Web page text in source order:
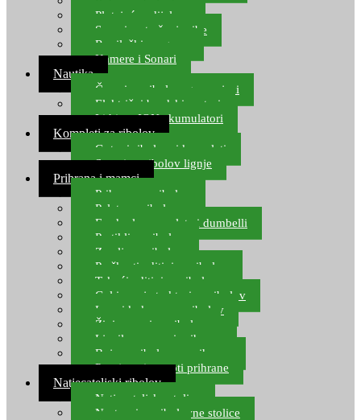
Plutajuća odijela
Sonari za traženje ribe
Ronilački program
Kamere i Sonari
Nautika
Čamci za ribolov, gumenjaci
Električni brodski motori
Lithium ION akumulatori
Kompleti za ribolov
Gotovi ribolovni kompleti
Setovi za ribolov lignje
Prihrana i mamci
Prihrana za ribolov
Pelete za ribolov
Feeder lovne pelete i dumbelli
Partikli za ribolov
Zemlja za ribolov
Praškasti aditivi za ribolov
Tekući aditivi za ribolov
Gel i sprej atraktori za ribolov
Lovni kukuruz za ribolov
Živi mamci za ribolov
Ljepilo za crve i prihranu
Boje za ribolovnu prihranu
Provjereni recepti prihrane
Natjecateljski ribolov
Natjecateljske stolice
Nastavci za ribolovne stolice